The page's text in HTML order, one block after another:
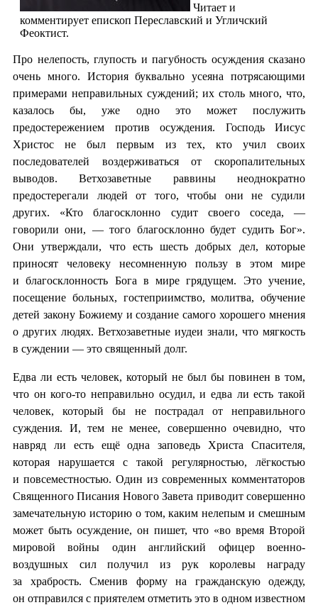
Читает и
комментирует епископ Переславский и Угличский
Феоктист.
Про нелепость, глупость и пагубность осуждения сказано
очень много. История буквально усеяна потрясающими
примерами неправильных суждений; их столь много, что,
казалось бы, уже одно это может послужить
предостережением против осуждения. Господь Иисус
Христос не был первым из тех, кто учил своих
последователей воздерживаться от скоропалительных
выводов. Ветхозаветные раввины неоднократно
предостерегали людей от того, чтобы они не судили
других. «Кто благосклонно судит своего соседа, —
говорили они, — того благосклонно будет судить Бог».
Они утверждали, что есть шесть добрых дел, которые
приносят человеку несомненную пользу в этом мире
и благосклонность Бога в мире грядущем. Это учение,
посещение больных, гостеприимство, молитва, обучение
детей закону Божиему и создание самого хорошего мнения
о других людях. Ветхозаветные иудеи знали, что мягкость
в суждении — это священный долг.
Едва ли есть человек, который не был бы повинен в том,
что он кого-то неправильно осудил, и едва ли есть такой
человек, который бы не пострадал от неправильного
суждения. И, тем не менее, совершенно очевидно, что
навряд ли есть ещё одна заповедь Христа Спасителя,
которая нарушается с такой регулярностью, лёгкостью
и повсеместностью. Один из современных комментаторов
Священного Писания Нового Завета приводит совершенно
замечательную историю о том, каким нелепым и смешным
может быть осуждение, он пишет, что «во время Второй
мировой войны один английский офицер военно-
воздушных сил получил из рук королевы награду
за храбрость. Сменив форму на гражданскую одежду,
он отправился с приятелем отметить это в одном известном